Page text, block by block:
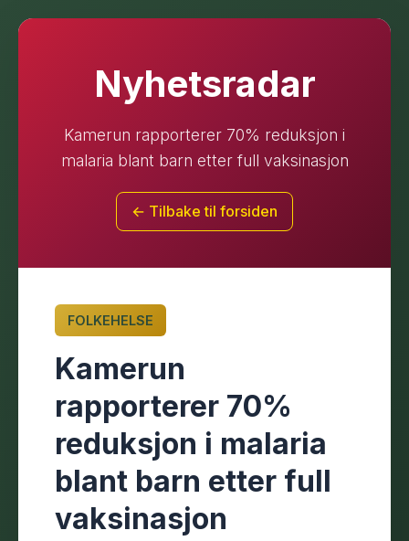
Nyhetsradar
Kamerun rapporterer 70% reduksjon i
malaria blant barn etter full vaksinasjon
← Tilbake til forsiden
FOLKEHELSE
Kamerun
rapporterer 70%
reduksjon i malaria
blant barn etter full
vaksinasjon